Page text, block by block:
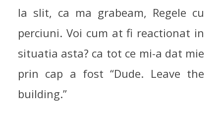
la slit, ca ma grabeam, Regele cu
perciuni. Voi cum at fi reactionat in
situatia asta? ca tot ce mi-a dat mie
prin cap a fost “Dude. Leave the
building.”